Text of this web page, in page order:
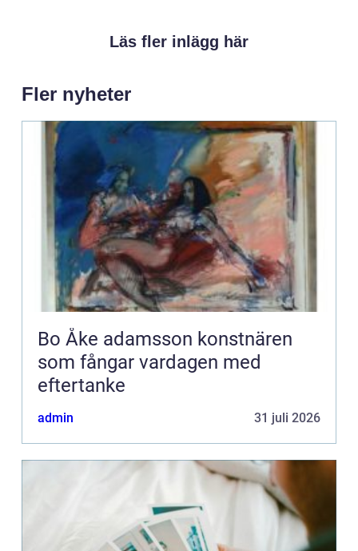
Läs fler inlägg här
Fler nyheter
Bo Åke adamsson konstnären
som fångar vardagen med
eftertanke
admin 31 juli 2026